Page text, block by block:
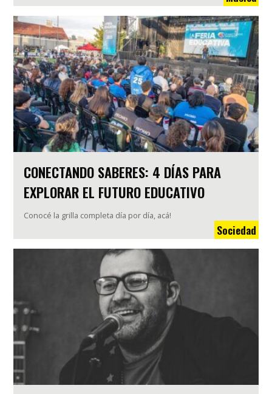
CONECTANDO SABERES: 4 DÍAS PARA
EXPLORAR EL FUTURO EDUCATIVO
Conocé la grilla completa día por día, acá!
Sociedad